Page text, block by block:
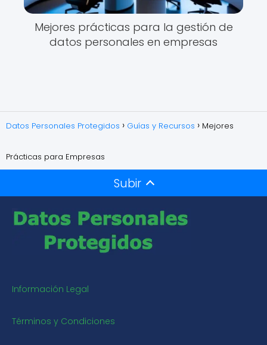
Mejores prácticas para la gestión de
datos personales en empresas
Datos Personales Protegidos Guías y Recursos Mejores
Prácticas para Empresas
Subir
Información Legal
Términos y Condiciones